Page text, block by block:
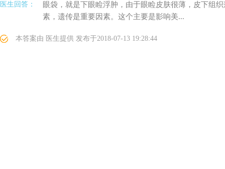
医生回答：
眼袋，就是下眼睑浮肿，由于眼睑皮肤很薄，皮下组
素，遗传是重要因素。这个主要是影响美...
本答案由 医生提供 发布于2018-07-13 19:28:44